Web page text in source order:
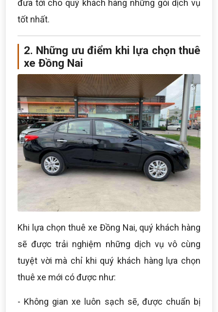
đưa tới cho quý khách hàng những gói dịch vụ
tốt nhất.
2. Những ưu điểm khi lựa chọn thuê
xe Đồng Nai
Khi lựa chọn thuê xe Đồng Nai, quý khách hàng
sẽ được trải nghiệm những dịch vụ vô cùng
tuyệt vời mà chỉ khi quý khách hàng lựa chọn
thuê xe mới có được như:
- Không gian xe luôn sạch sẽ, được chuẩn bị